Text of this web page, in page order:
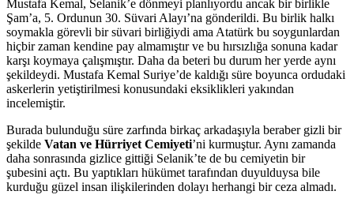
Mustafa Kemal, Selanik’e dönmeyi planlıyordu ancak bir birlikle
Şam’a, 5. Ordunun 30. Süvari Alayı’na gönderildi. Bu birlik halkı
soymakla görevli bir süvari birliğiydi ama Atatürk bu soygunlardan
hiçbir zaman kendine pay almamıştır ve bu hırsızlığa sonuna kadar
karşı koymaya çalışmıştır. Daha da beteri bu durum her yerde aynı
şekildeydi. Mustafa Kemal Suriye’de kaldığı süre boyunca ordudaki
askerlerin yetiştirilmesi konusundaki eksiklikleri yakından
incelemiştir.
Burada bulunduğu süre zarfında birkaç arkadaşıyla beraber gizli bir
şekilde Vatan ve Hürriyet Cemiyeti’ni kurmuştur. Aynı zamanda
daha sonrasında gizlice gittiği Selanik’te de bu cemiyetin bir
şubesini açtı. Bu yaptıkları hükümet tarafından duyulduysa bile
kurduğu güzel insan ilişkilerinden dolayı herhangi bir ceza almadı.